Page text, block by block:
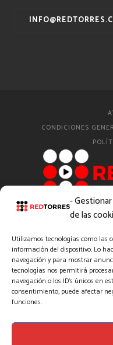
-
de las
Utilizamos tecnologías como las
información del dispositivo. Lo
navegación y para mostrar
tecnologías nos permitirá
navegación o los ID's únicos en
consentimiento, puede afectar
funciones.
CONDICIONES
© 2012 –
PRODUCTORA